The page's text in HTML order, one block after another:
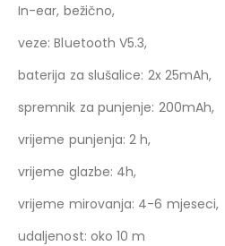
In-ear, bežično,
veze: Bluetooth V5.3,
baterija za slušalice: 2x 25mAh,
spremnik za punjenje: 200mAh,
vrijeme punjenja: 2 h,
vrijeme glazbe: 4h,
vrijeme mirovanja: 4-6 mjeseci,
udaljenost: oko 10 m